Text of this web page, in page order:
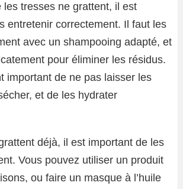
les tresses ne grattent, il est
entretenir correctement. Il faut les
avec un shampooing adapté, et
pour éliminer les résidus.
important de ne pas laisser les
et de les hydrater
déjà, il est important de les
Vous pouvez utiliser un produit
ou faire un masque à l’huile